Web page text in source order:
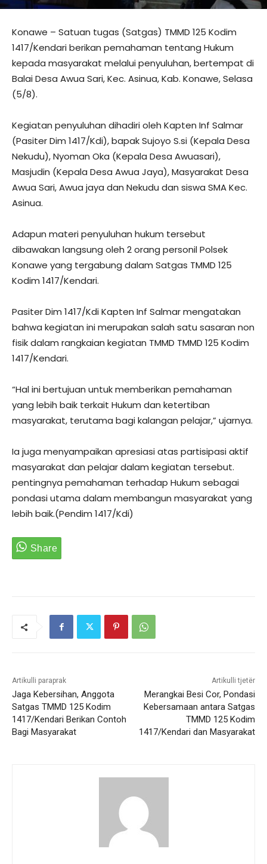
Konawe – Satuan tugas (Satgas) TMMD 125 Kodim
1417/Kendari berikan pemahaman tentang Hukum
kepada masyarakat melalui penyuluhan, bertempat di
Balai Desa Awua Sari, Kec. Asinua, Kab. Konawe, Selasa
(5/8).
Kegiatan penyuluhan dihadiri oleh Kapten Inf Salmar
(Pasiter Dim 1417/Kdi), bapak Sujoyo S.si (Kepala Desa
Nekudu), Nyoman Oka (Kepala Desa Awuasari),
Masjudin (Kepala Desa Awua Jaya), Masyarakat Desa
Awua Sari, Awua jaya dan Nekudu dan siswa SMA Kec.
Asinua.
Adapun materi penyuluhan hukum tersebut
dibawakan langsung oleh 2 orang personil Polsek
Konawe yang tergabung dalam Satgas TMMD 125
Kodim 1417/Kendari.
Pasiter Dim 1417/Kdi Kapten Inf Salmar mengatakan
bahwa kegiatan ini merupakan salah satu sasaran non
fisik dalam rangkaian kegiatan TMMD TMMD 125 Kodim
1417/Kendari.
“Hal ini bertujuan untuk memberikan pemahaman
yang lebih baik terkait Hukum dan ketertiban
masyarakat, terutama bagi kalangan pelajar,” ujarnya.
Ia juga menyampaikan apresiasi atas partisipasi aktif
masyarakat dan pelajar dalam kegiatan tersebut.
pentingnya pemahaman terhadap Hukum sebagai
pondasi utama dalam membangun masyarakat yang
lebih baik.(Pendim 1417/Kdi)
Artikulli paraprak
Jaga Kebersihan, Anggota
Satgas TMMD 125 Kodim
1417/Kendari Berikan Contoh
Bagi Masyarakat
Artikulli tjetër
Merangkai Besi Cor, Pondasi
Kebersamaan antara Satgas
TMMD 125 Kodim
1417/Kendari dan Masyarakat